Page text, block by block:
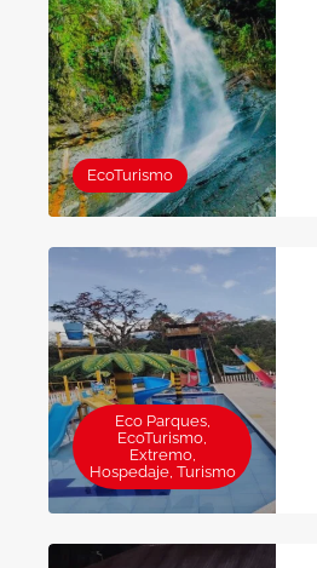
EcoTurismo
Eco Parques,
EcoTurismo,
Extremo,
Hospedaje, Turismo